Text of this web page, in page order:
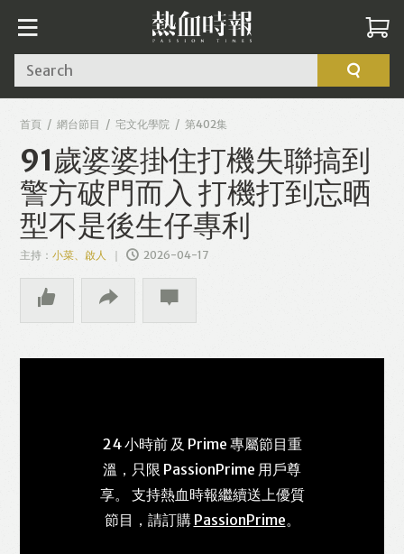
Search
首頁 網台節目 宅文化學院 第402集
91歲婆婆掛住打機失聯搞到
警方破門而入 打機打到忘晒
型不是後生仔專利
主持：小菜、啟人 2026-04-17
24 小時前 及 Prime 專屬節目重
溫，只限 PassionPrime 用戶尊
享。 支持熱血時報繼續送上優質
節目，請訂購 PassionPrime。